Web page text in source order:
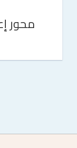
محور